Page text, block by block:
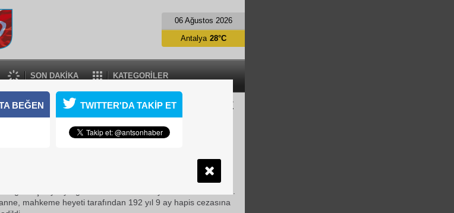
06 Ağustos 2026
SON DAKİKA KATEGORİLER
Antalya 28°C
İSTİSMARDA BULUNAN BABA VE ANNEYE
REKOR CEZA
istismarda bulunup kötü muamele de bulundukları
rekor ceza verildi.
çocuklarına cinsel istismarda bulunup kötü muamele de
mahkeme heyeti tarafından 192 yıl 9 ay hapis cezasına
BEĞEN TWITTER'DA TAKİP ET